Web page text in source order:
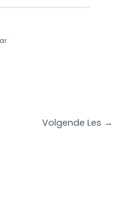
Volgende Les →